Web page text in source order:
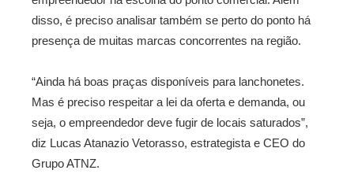
disso, é preciso analisar também se perto do ponto há
presença de muitas marcas concorrentes na região.
“Ainda há boas praças disponíveis para lanchonetes.
Mas é preciso respeitar a lei da oferta e demanda, ou
seja, o empreendedor deve fugir de locais saturados”,
diz Lucas Atanazio Vetorasso, estrategista e CEO do
Grupo ATNZ.